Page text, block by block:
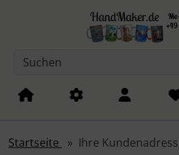
Sprungnavigation
Springe zum Inhalt
Startseite Ihre
Andenken
Aufkleber
Dünger